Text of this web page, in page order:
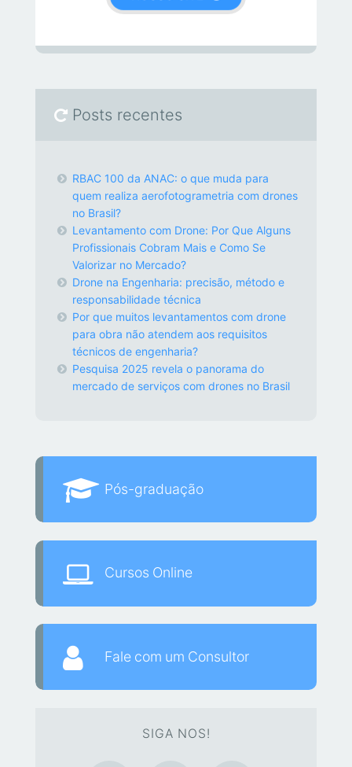
Posts recentes
RBAC 100 da ANAC: o que muda para
quem realiza aerofotogrametria com drones
no Brasil?
Levantamento com Drone: Por Que Alguns
Profissionais Cobram Mais e Como Se
Valorizar no Mercado?
Drone na Engenharia: precisão, método e
responsabilidade técnica
Por que muitos levantamentos com drone
para obra não atendem aos requisitos
técnicos de engenharia?
Pesquisa 2025 revela o panorama do
mercado de serviços com drones no Brasil
Pós-graduação
Cursos Online
Fale com um Consultor
SIGA NOS!